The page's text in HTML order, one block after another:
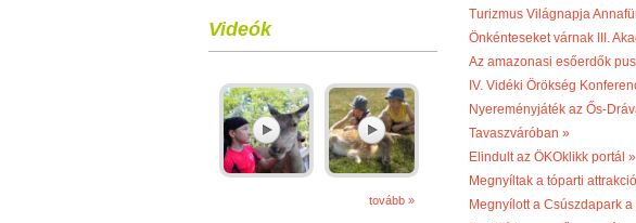
Videók
tovább »
Turizmus Világnapja
Önkénteseket várnak III.
Az amazonasi esőerdők
IV. Vidéki Örökség
Nyereményjáték az Ős-
Tavaszváróban »
Elindult az ÖKOklikk portál »
Megnyíltak a tóparti
Megnyílott a Csúszdapark